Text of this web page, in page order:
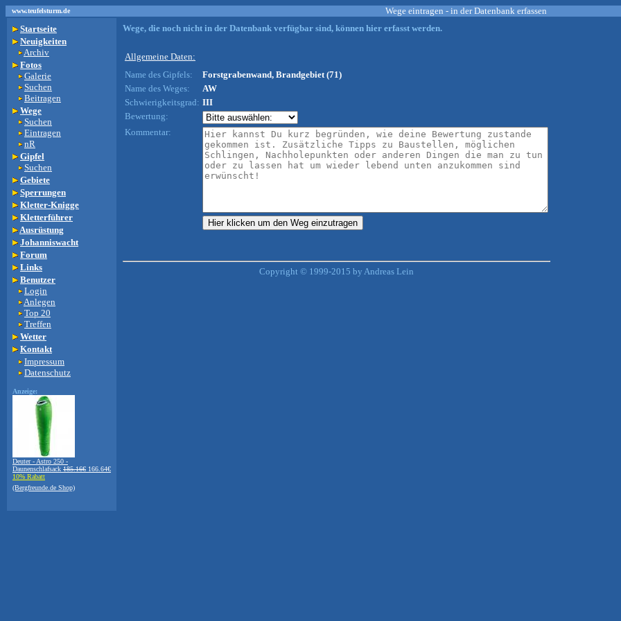
www.teufelsturm.de Wege eintragen - in der Datenbank erfassen
Startseite
Neuigkeiten
Archiv
Fotos
Galerie
Suchen
Beitragen
Wege
Suchen
Eintragen
nR
Gipfel
Suchen
Gebiete
Sperrungen
Kletter-Knigge
Kletterführer
Ausrüstung
Johanniswacht
Forum
Links
Benutzer
Login
Anlegen
Top 20
Treffen
Wetter
Kontakt
Impressum
Datenschutz
Anzeige:
Deuter - Astro 250 -
Daunenschlafsack 185.16€ 166.64€
10% Rabatt
(Bergfreunde.de Shop)
Wege, die noch nicht in der Datenbank verfügbar sind, können hier erfasst werden.
Allgemeine Daten:
Name des Gipfels:
Forstgrabenwand, Brandgebiet (71)
Name des Weges:
AW
Schwierigkeitsgrad: III
Bewertung:
Kommentar:
Copyright © 1999-2015 by Andreas Lein